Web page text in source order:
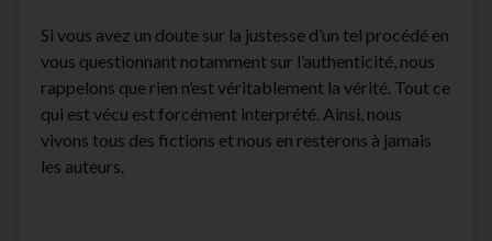
Si vous avez un doute sur la justesse d’un tel procédé en
vous questionnant notamment sur l’authenticité, nous
rappelons que rien n’est véritablement la vérité. Tout ce
qui est vécu est forcément interprété. Ainsi, nous
vivons tous des fictions et nous en resterons à jamais
les auteurs.